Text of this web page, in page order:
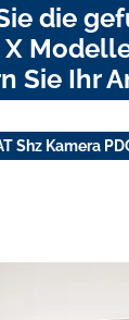
die
Sie Ihr
Shz Kamera